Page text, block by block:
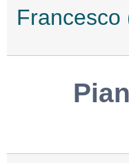
Francesco